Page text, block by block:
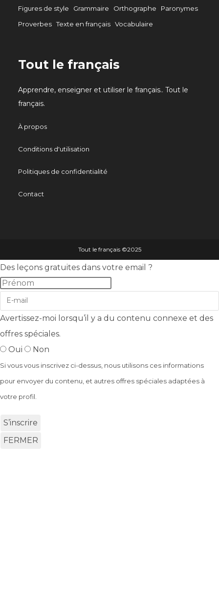
Figures de style
Grammaire Orthographe
Paronymes
Proverbes Texte en français Vocabulaire
Tout le français
Apprendre, enseigner et utiliser le français.. Tout le
français.
À propos
Conditions d'utilisation
Politiques de confidentialité
Contact
Tout le français ©️2025
Des leçons gratuites dans votre email ?
Avertissez-moi lorsqu’il y a du contenu connexe et des
offres spéciales.
Oui
Non
Si vous vous inscrivez ci-dessus, nous utilisons ces informations
pour envoyer du contenu, et autres offres spéciales adaptées à
votre profil.
S’inscrire
FERMER